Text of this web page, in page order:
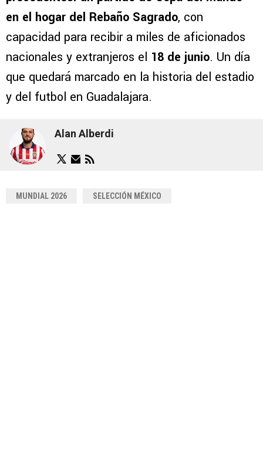
en el hogar del Rebaño Sagrado, con
capacidad para recibir a miles de aficionados
nacionales y extranjeros el 18 de junio. Un día
que quedará marcado en la historia del estadio
y del futbol en Guadalajara.
Alan Alberdi
MUNDIAL 2026 SELECCIÓN MÉXICO